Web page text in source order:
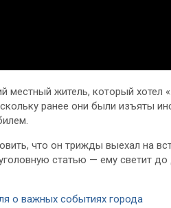
местный житель, который хотел
ранее они были изъяты
что он трижды выехал на
статью — ему светит
о важных событиях города